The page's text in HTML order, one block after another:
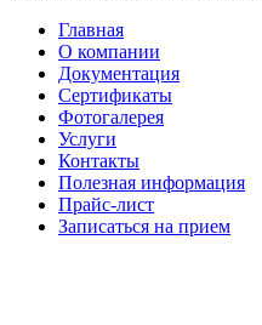
Главная
О компании
Документация
Сертификаты
Фотогалерея
Услуги
Контакты
Полезная информация
Прайс-лист
Записаться на прием